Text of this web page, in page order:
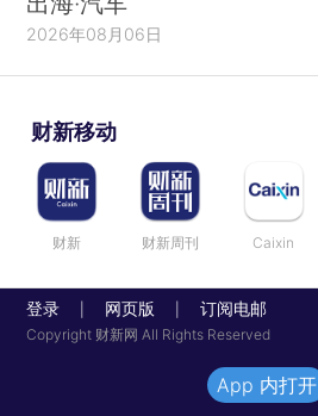
2026年08月06日
财新移动
财新 财新周刊 Caixin
登录 网页版 订阅电邮
Copyright 财新网 All Rights Reserved
App 内打开